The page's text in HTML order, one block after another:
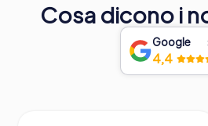
Cosa dicono i
Google
4,4